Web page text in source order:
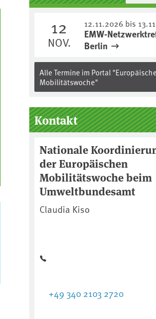
12
NOV.
12.11.2026 bis
EMW-
Berlin
Alle Termine im Portal "Europäische
Mobilitätswoche"
Kontakt
Nationale
der Europäischen
Mobilitätswoche beim
Umweltbundesamt
Claudia Kiso
+49 340 2103 2720